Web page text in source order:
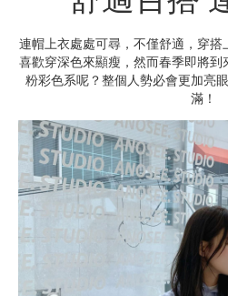
連帽上衣處處可尋，不僅舒適，穿
喜歡穿深色來顯瘦，然而春季即將
粉彩色系呢？整個人勢必會更加亮
滿！